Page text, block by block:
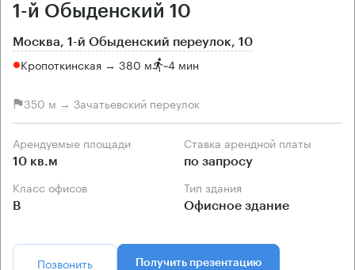
1-й Обыденский 10
Москва, 1-й Обыденский переулок, 10
Кропоткинская → 380 м ~4 мин
350 м → Зачатьевский переулок
Арендуемые площади
10 кв.м
Ставка арендной платы
по запросу
Класс офисов
B
Тип здания
Офисное здание
Позвонить Получить презентацию